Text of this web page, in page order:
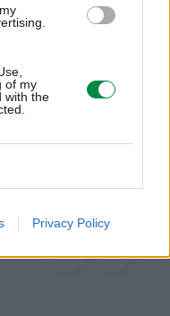
of my
with the
Privacy Policy
pl_pl.html
pl_pl.html